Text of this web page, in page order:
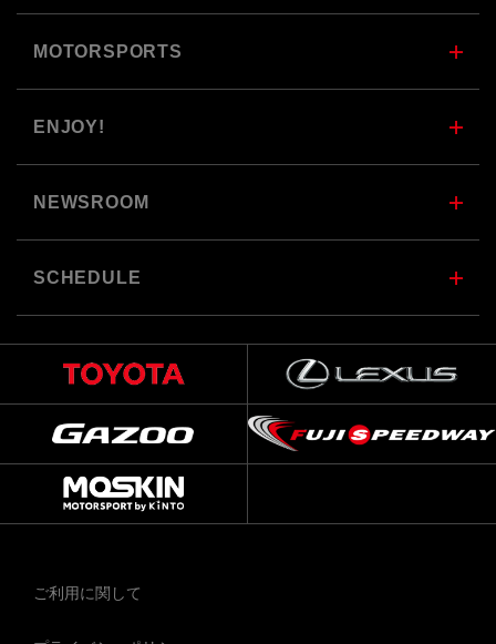
MOTORSPORTS
ENJOY!
NEWSROOM
SCHEDULE
ご利用に関して